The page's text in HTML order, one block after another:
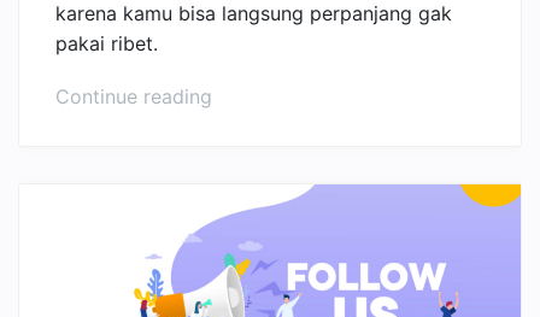
karena kamu bisa langsung perpanjang gak
pakai ribet.
Continue reading
Sekarang
Kamu
Sudah
bisa